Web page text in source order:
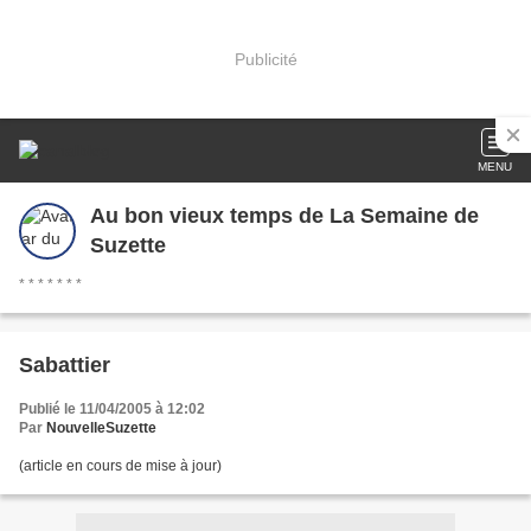
Publicité
MENU
Au bon vieux temps de La Semaine de
Suzette
* * * * * * *
Sabattier
Publié le 11/04/2005 à 12:02
Par NouvelleSuzette
(article en cours de mise à jour)